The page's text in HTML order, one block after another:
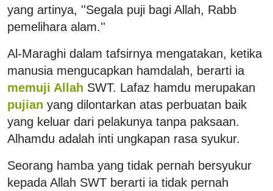
yang artinya, ''Segala puji bagi Allah, Rabb
pemelihara alam.''
Al-Maraghi dalam tafsirnya mengatakan, ketika
manusia mengucapkan hamdalah, berarti ia
memuji Allah SWT. Lafaz hamdu merupakan
pujian yang dilontarkan atas perbuatan baik
yang keluar dari pelakunya tanpa paksaan.
Alhamdu adalah inti ungkapan rasa syukur.
Seorang hamba yang tidak pernah bersyukur
kepada Allah SWT berarti ia tidak pernah